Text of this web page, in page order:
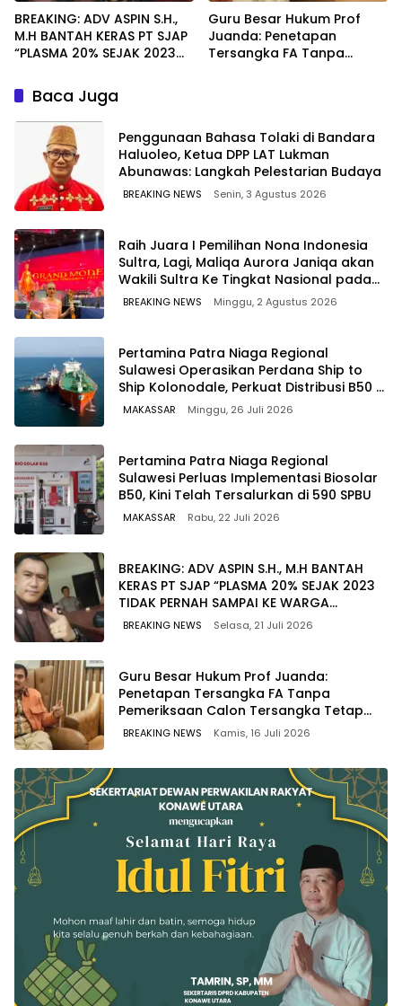
BREAKING: ADV ASPIN S.H.,
M.H BANTAH KERAS PT SJAP
“PLASMA 20% SEJAK 2023
WARGA WAWOONE!
Guru Besar Hukum Prof
Juanda: Penetapan
Tersangka FA Tanpa
Baca Juga
Penggunaan Bahasa Tolaki di Bandara
Haluoleo, Ketua DPP LAT Lukman
Abunawas: Langkah Pelestarian Budaya
BREAKING NEWS Senin, 3 Agustus 2026
‎Raih Juara I Pemilihan Nona Indonesia
Sultra, Lagi, Maliqa Aurora Janiqa akan
Wakili Sultra Ke Tingkat Nasional pada
Pemilihan NONA Indonesia
BREAKING NEWS Minggu, 2 Agustus 2026
Pertamina Patra Niaga Regional
Sulawesi Operasikan Perdana Ship to
Ship Kolonodale, Perkuat Distribusi B50 di
Kawasan Timur Sulawesi
MAKASSAR Minggu, 26 Juli 2026
Pertamina Patra Niaga Regional
Sulawesi Perluas Implementasi Biosolar
B50, Kini Telah Tersalurkan di 590 SPBU
MAKASSAR Rabu, 22 Juli 2026
BREAKING: ADV ASPIN S.H., M.H BANTAH
KERAS PT SJAP “PLASMA 20% SEJAK 2023
TIDAK PERNAH SAMPAI KE WARGA
WAWOONE!
BREAKING NEWS Selasa, 21 Juli 2026
Guru Besar Hukum Prof Juanda:
Penetapan Tersangka FA Tanpa
Pemeriksaan Calon Tersangka Tetap
Sah Secara Hukum
BREAKING NEWS Kamis, 16 Juli 2026